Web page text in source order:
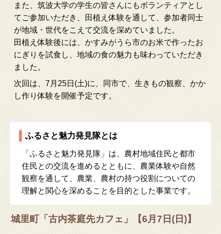
また、筑波大学の学生の皆さんにもボランティアとし
てご参加いただき、田植え体験を通して、参加者同士
が地域・世代をこえて交流を深めていました。
田植え体験後には、かすみがうら市のお米で作ったお
にぎりを試食し、地域の食の魅力も味わっていただき
ました。
次回は、7月25日(土)に、同市で、生きもの観察、かか
し作り体験を開催予定です。
ふるさと魅力発見隊とは
「ふるさと魅力発見隊」は、農村地域住民と都市
住民との交流を進めるとともに、農業体験や自然
観察を通して、農業、農村の持つ役割についての
理解と関心を深めることを目的とした事業です。
城里町「古内茶庭先カフェ」【6月7日(日)】